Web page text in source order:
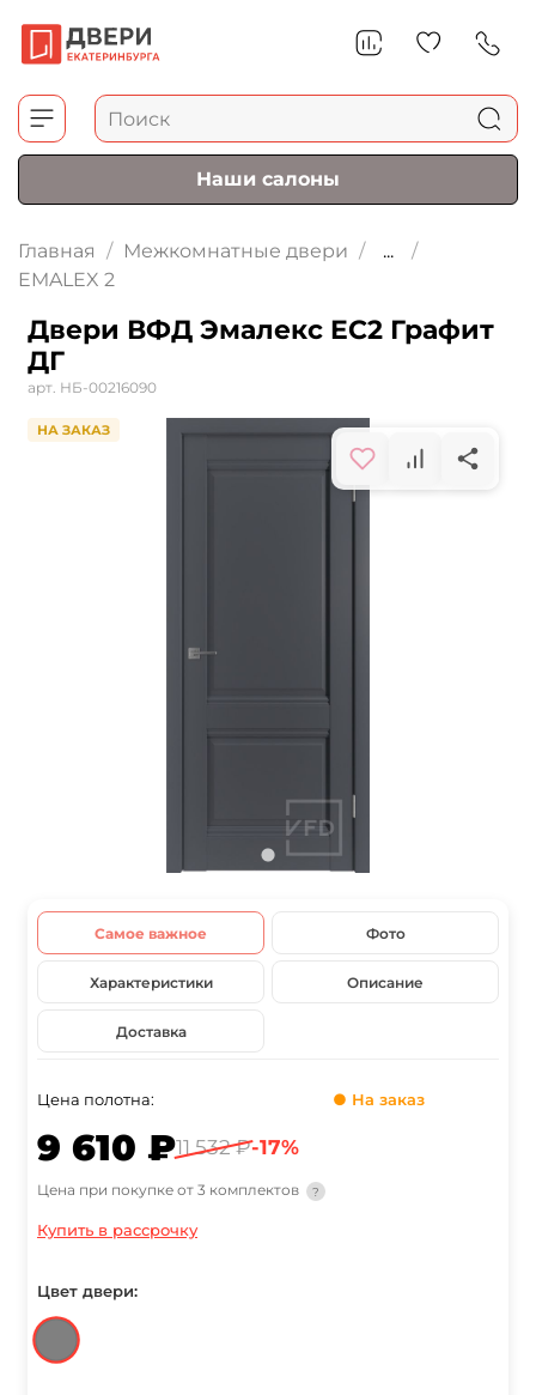
Наши салоны
Главная Межкомнатные двери
...
EMALEX 2
Двери ВФД Эмалекс EC2 Графит
ДГ
арт. НБ-00216090
НА ЗАКАЗ
Самое важное Фото
Характеристики Описание
Доставка
Цена полотна: ● На заказ
9 610 ₽11 532 ₽-17%
Цена при покупке от 3 комплектов ?
Купить в рассрочку
Цвет двери: